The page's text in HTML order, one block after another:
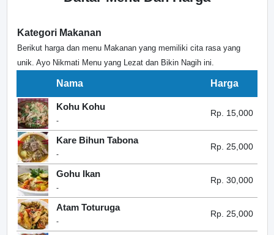
Kategori Makanan
Berikut harga dan menu Makanan yang memiliki cita rasa yang
unik. Ayo Nikmati Menu yang Lezat dan Bikin Nagih ini.
Nama Harga
Kohu Kohu
-
Rp. 15,000
Kare Bihun Tabona
-
Rp. 25,000
Gohu Ikan
-
Rp. 30,000
Atam Toturuga
-
Rp. 25,000